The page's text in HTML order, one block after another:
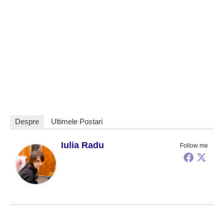
Despre Ultimele Postari
Follow me
Iulia Radu